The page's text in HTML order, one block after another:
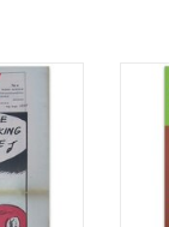
Lucky
my